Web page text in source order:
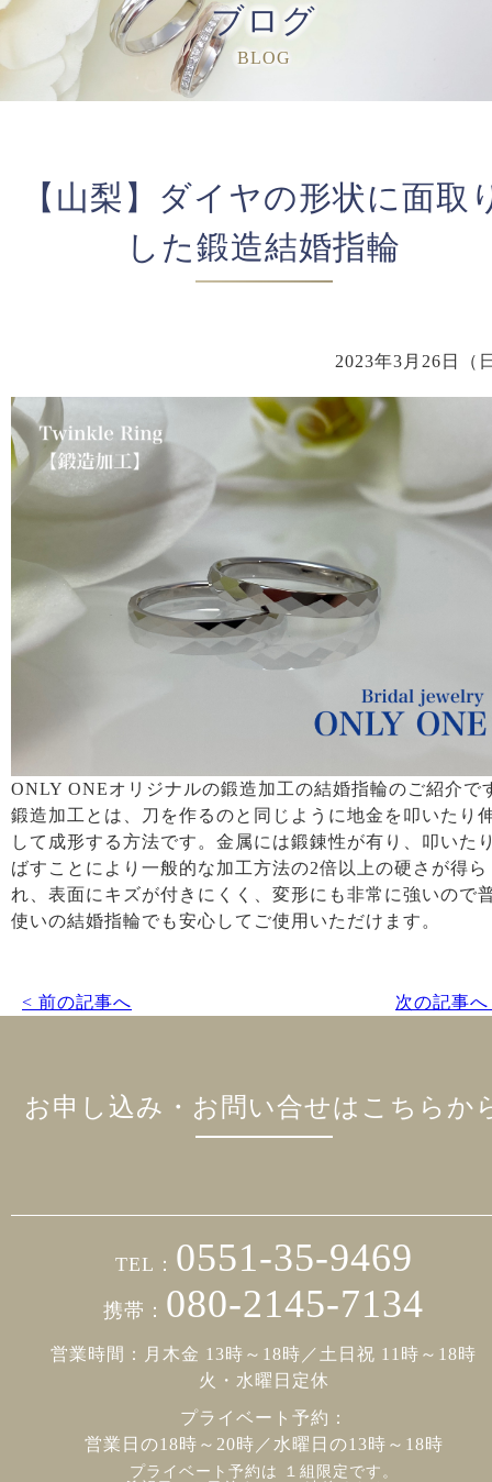
ブログ
BLOG
【山梨】ダイヤの形状に面取
した鍛造結婚指輪
2023年3月26日（
ONLY ONEオリジナルの鍛造加工の結婚指輪のご紹介で
鍛造加工とは、刀を作るのと同じように地金を叩いたり
して成形する方法です。金属には鍛錬性が有り、叩いた
ばすことにより一般的な加工方法の2倍以上の硬さが得ら
れ、表面にキズが付きにくく、変形にも非常に強いので
使いの結婚指輪でも安心してご使用いただけます。
< 前の記事へ 次の記事
お申し込み・お問い合せはこちらか
TEL： 0551-35-9469
携帯： 080-2145-7134
営業時間：月木金 13時～18時／土日祝 11時～18時
火・水曜日定休
プライベート予約：
営業日の18時～20時／水曜日の13時～18時
プライベート予約は １組限定です。